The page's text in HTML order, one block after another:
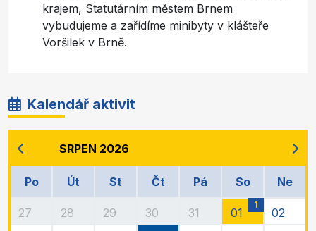
krajem, Statutárním městem Brnem
vybudujeme a zařídíme minibyty v klášteře
Voršilek v Brně.
Kalendář aktivit
SRPEN 2026
Po Út St Čt Pá So Ne
27 28 29 30 31 01
1
02